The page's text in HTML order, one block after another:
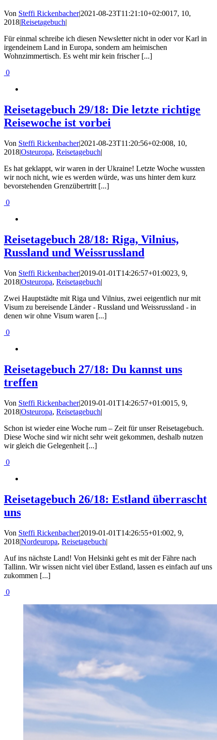
Von Steffi Rickenbacher|2021-08-23T11:21:10+02:0017, 10,
2018|Reisetagebuch|
Für einmal schreibe ich diesen Newsletter nicht in oder vor Karl in
irgendeinem Land in Europa, sondern am heimischen
Wohnzimmertisch. Es weht mir kein frischer [...]
0
Reisetagebuch 29/18: Die letzte richtige
Reisewoche ist vorbei
Von Steffi Rickenbacher|2021-08-23T11:20:56+02:008, 10,
2018|Osteuropa, Reisetagebuch|
Es hat geklappt, wir waren in der Ukraine! Letzte Woche wussten
wir noch nicht, wie es werden würde, was uns hinter dem kurz
bevorstehenden Grenzübertritt [...]
0
Reisetagebuch 28/18: Riga, Vilnius,
Russland und Weissrussland
Von Steffi Rickenbacher|2019-01-01T14:26:57+01:0023, 9,
2018|Osteuropa, Reisetagebuch|
Zwei Hauptstädte mit Riga und Vilnius, zwei eeigentlich nur mit
Visum zu bereisende Länder - Russland und Weissrussland - in
denen wir ohne Visum waren [...]
0
Reisetagebuch 27/18: Du kannst uns
treffen
Von Steffi Rickenbacher|2019-01-01T14:26:57+01:0015, 9,
2018|Osteuropa, Reisetagebuch|
Schon ist wieder eine Woche rum – Zeit für unser Reisetagebuch.
Diese Woche sind wir nicht sehr weit gekommen, deshalb nutzen
wir gleich die Gelegenheit [...]
0
Reisetagebuch 26/18: Estland überrascht
uns
Von Steffi Rickenbacher|2019-01-01T14:26:55+01:002, 9,
2018|Nordeuropa, Reisetagebuch|
Auf ins nächste Land! Von Helsinki geht es mit der Fähre nach
Tallinn. Wir wissen nicht viel über Estland, lassen es einfach auf uns
zukommen [...]
0